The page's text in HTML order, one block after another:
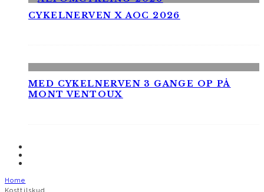
CYKELNERVEN X AOC 2026
MED CYKELNERVEN 3 GANGE OP PÅ
MONT VENTOUX
Home
Kosttilskud